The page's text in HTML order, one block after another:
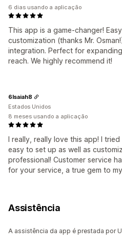
This app is a game-changer!
customization (thanks Mr.
integration. Perfect for
reach. We highly recommend it!
6 dias usando a aplicação
I really, really love this app! I
easy to set up as well as
professional! Customer service
for your service, a true gem to
6Isaiah8
Estados Unidos
8 meses usando a aplicação
Assistência
A assistência da app é prestada por